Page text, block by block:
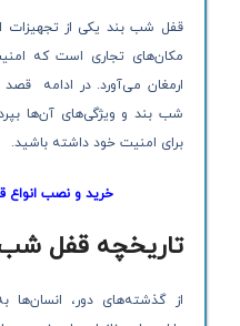
قفل شب بند یکی از تجهیزات
مکان‌های تجاری است که
ارمغان می‌آورد. در ادامه
شب‌ بند و ویژگی‌های آن‌ها
برای امنیت خود داشته باشید.
خرید و نصب
تاریخچه قفل
از گذشته‌های دور، انسان‌ها